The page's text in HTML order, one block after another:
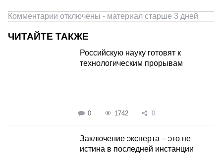
Комментарии отключены - материал старше 3 дней
ЧИТАЙТЕ ТАКЖЕ
Российскую науку готовят к
технологическим прорывам
0 1742 0
Заключение эксперта – это не
истина в последней инстанции